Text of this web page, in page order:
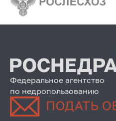
Федеральное агентство
по недропользованию